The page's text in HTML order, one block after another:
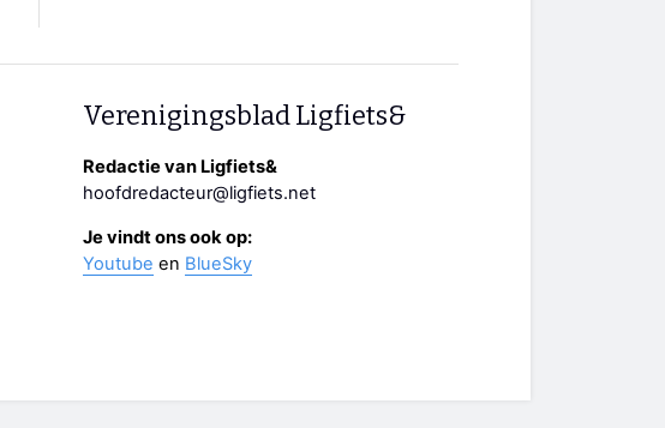
Verenigingsblad Ligfiets&
Redactie van Ligfiets&
hoofdredacteur@ligfiets.net
Je vindt ons ook op:
Youtube en BlueSky